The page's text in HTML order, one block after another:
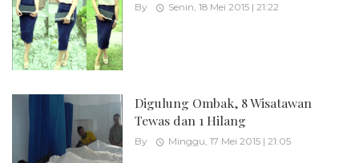
By Senin, 18 Mei 2015 | 21:22
Digulung Ombak, 8 Wisatawan
Tewas dan 1 Hilang
By Minggu, 17 Mei 2015 | 21:05